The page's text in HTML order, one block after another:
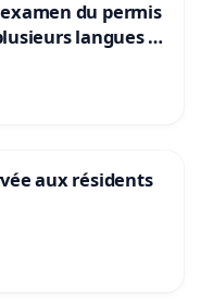
du permis
langues à
aux résidents